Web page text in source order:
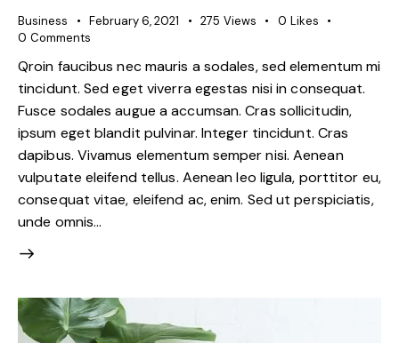
Business February 6, 2021 275 Views 0 Likes
0 Comments
Qroin faucibus nec mauris a sodales, sed elementum mi
tincidunt. Sed eget viverra egestas nisi in consequat.
Fusce sodales augue a accumsan. Cras sollicitudin,
ipsum eget blandit pulvinar. Integer tincidunt. Cras
dapibus. Vivamus elementum semper nisi. Aenean
vulputate eleifend tellus. Aenean leo ligula, porttitor eu,
consequat vitae, eleifend ac, enim. Sed ut perspiciatis,
unde omnis…